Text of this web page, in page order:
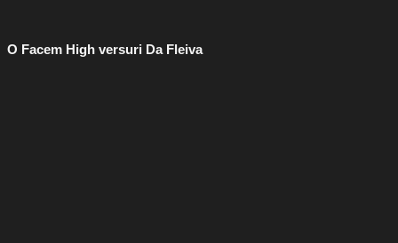
O Facem High versuri Da Fleiva